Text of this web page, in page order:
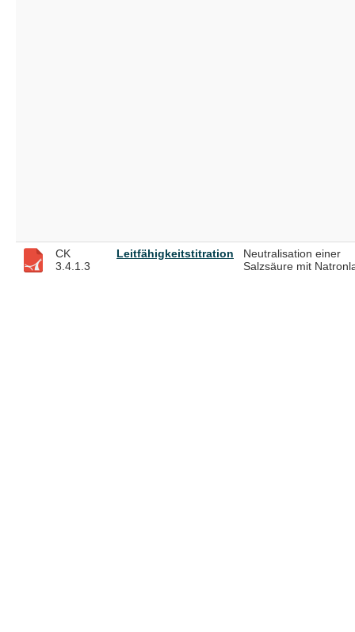
CK
3.4.1.3
Leitfähigkeitstitration
Neutralisation einer
Salzsäure mit